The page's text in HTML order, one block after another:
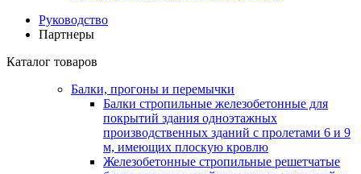
Руководство
Партнеры
Каталог товаров
Балки, прогоны и перемычки
Балки стропильные железобетонные для
покрытий здания одноэтажных
производственных зданий с пролетами 6 и 9
м, имеющих плоскую кровлю
Железобетонные стропильные решетчатые